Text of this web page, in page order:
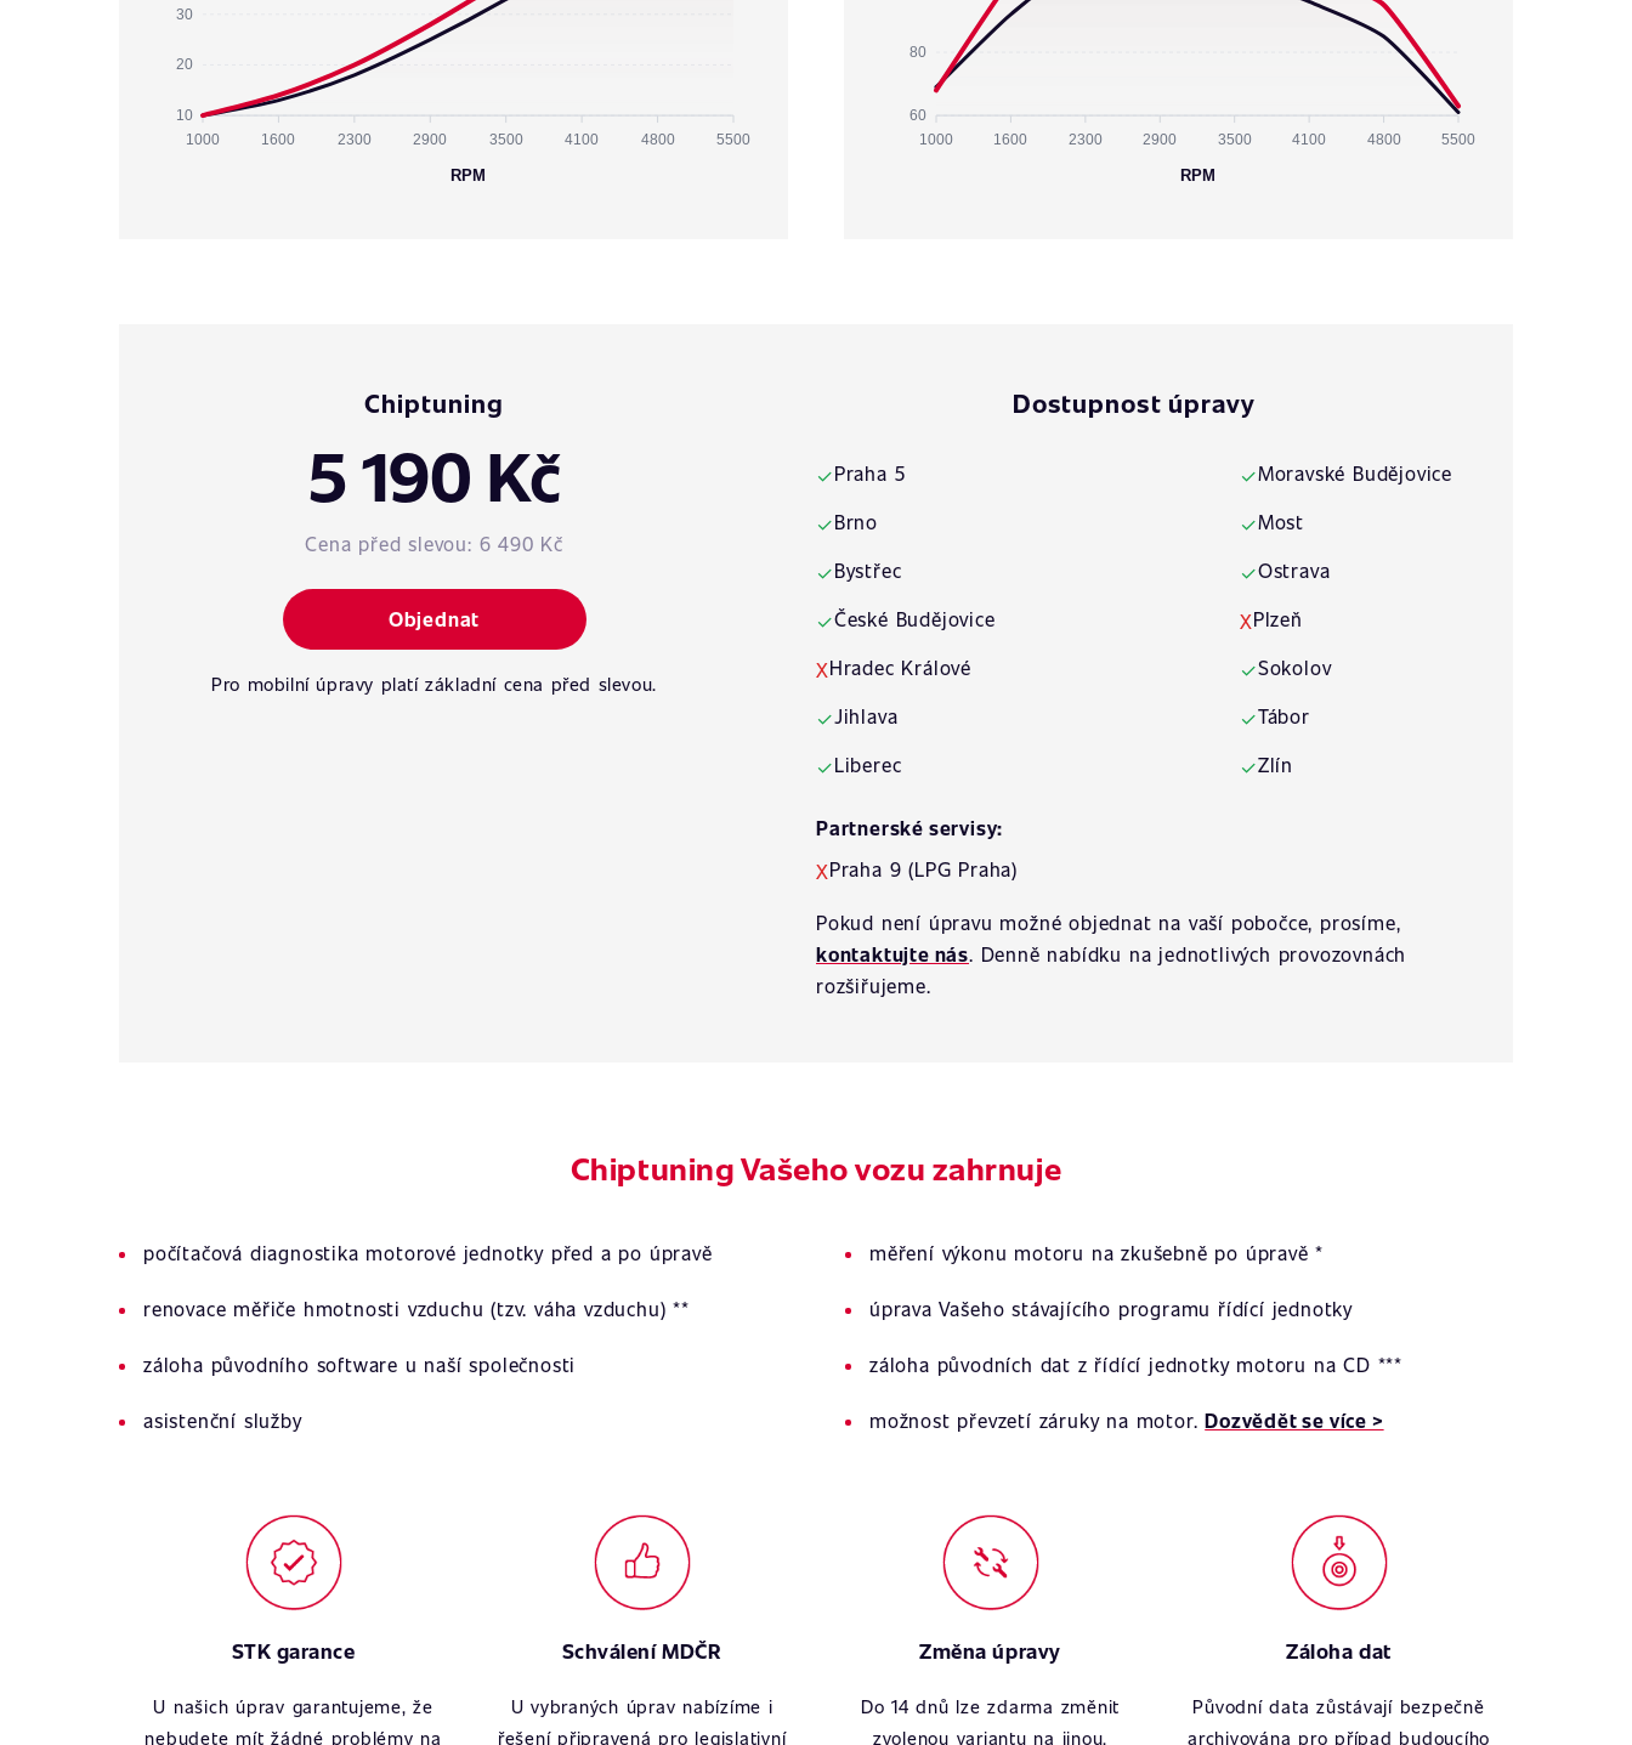
30
20
10
1000 1600 2300 2900 3500 4100 4800 5500
RPM
80
60
1000 1600 2300 2900 3500 4100 4800 5500
RPM
Chiptuning
5 190 Kč
Cena před slevou: 6 490 Kč
Objednat
Pro mobilní úpravy platí základní cena před slevou.
Dostupnost úpravy
✓Praha 5
✓Brno
✓Bystřec
✓České Budějovice
XHradec Králové
✓Jihlava
✓Liberec
✓Moravské Budějovice
✓Most
✓Ostrava
XPlzeň
✓Sokolov
✓Tábor
✓Zlín
Partnerské servisy:
XPraha 9 (LPG Praha)
Pokud není úpravu možné objednat na vaší pobočce, prosíme,
kontaktujte nás. Denně nabídku na jednotlivých provozovnách
rozšiřujeme.
Chiptuning Vašeho vozu zahrnuje
počítačová diagnostika motorové jednotky před a po úpravě měření výkonu motoru na zkušebně po úpravě *
renovace měřiče hmotnosti vzduchu (tzv. váha vzduchu) ** úprava Vašeho stávajícího programu řídící jednotky
záloha původního software u naší společnosti záloha původních dat z řídící jednotky motoru na CD ***
asistenční služby možnost převzetí záruky na motor.Dozvědět se více >
STK garance
U našich úprav garantujeme, že
nebudete mít žádné problémy na
Schválení MDČR
U vybraných úprav nabízíme i
řešení připravená pro legislativní
Změna úpravy
Do 14 dnů lze zdarma změnit
zvolenou variantu na jinou.
Záloha dat
Původní data zůstávají bezpečně
archivována pro případ budoucího